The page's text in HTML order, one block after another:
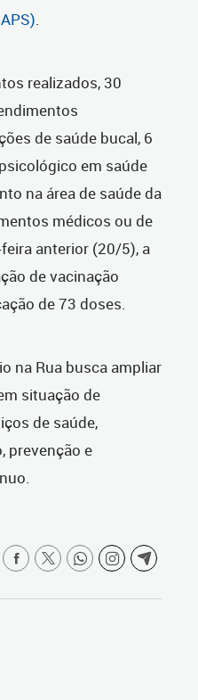
.
realizados, 30
de saúde bucal, 6
em saúde
na área de saúde da
médicos ou de
anterior (20/5), a
de vacinação
de 73 doses.
na Rua busca ampliar
situação de
de saúde,
prevenção e